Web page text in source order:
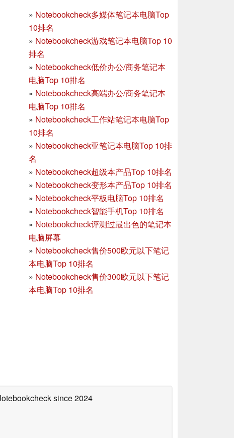
» Notebookcheck多媒体笔记本电脑Top
10排名
» Notebookcheck游戏笔记本电脑Top 10
排名
» Notebookcheck低价办公/商务笔记本
电脑Top 10排名
» Notebookcheck高端办公/商务笔记本
电脑Top 10排名
» Notebookcheck工作站笔记本电脑Top
10排名
» Notebookcheck亚笔记本电脑Top 10排
名
» Notebookcheck超级本产品Top 10排名
» Notebookcheck变形本产品Top 10排名
» Notebookcheck平板电脑Top 10排名
» Notebookcheck智能手机Top 10排名
» Notebookcheck评测过最出色的笔记本
电脑屏幕
» Notebookcheck售价500欧元以下笔记
本电脑Top 10排名
» Notebookcheck售价300欧元以下笔记
本电脑Top 10排名
since 2024